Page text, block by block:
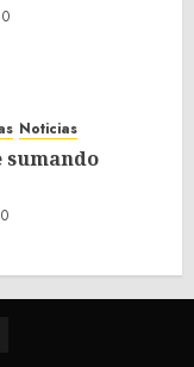
0
Noticias
sumando
0